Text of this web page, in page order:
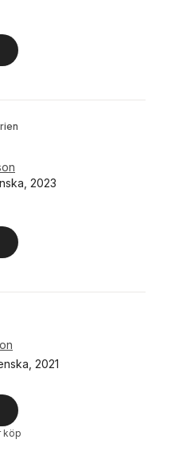
Totalt antal röster:
2023
Totalt antal röster:
2021
köp